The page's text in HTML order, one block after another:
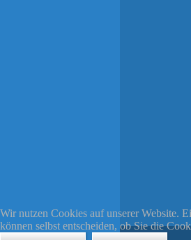
Wir nutzen Cookies auf unserer Website.
können selbst entscheiden, ob Sie die